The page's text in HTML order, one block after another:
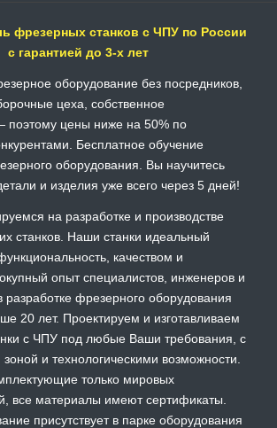
фрезерных станков с ЧПУ по России
с гарантией до 3-х лет
оборудование без посредников,
цеха, собственное
поэтому цены ниже на 50% по
Бесплатное обучение
оборудования. Вы научитесь
и изделия уже всего через 5 дней!
на разработке и производстве
станков. Наши станки идеальный
качеством и
опыт специалистов, инженеров и
разработке фрезерного оборудования
20 лет. Проектируем и изготавливаем
с ЧПУ под любые Ваши требования, с
и технологическими возможности.
только мировых
все материалы имеют сертификаты.
присутствует в парке оборудования